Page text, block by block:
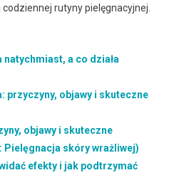
rutyny pielęgnacyjnej.
a co działa
przyczyny, objawy i skuteczne
objawy i skuteczne
Pielęgnacja skóry wrażliwej)
efekty i jak podtrzymać